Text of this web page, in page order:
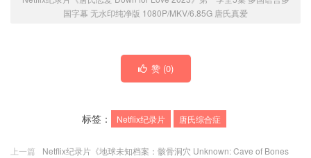
国字幕 无水印纯净版 1080P/MKV/6.85G 唐氏真爱
赞 (0)
标签： Netflix纪录片 唐氏综合症
上一篇
Netflix纪录片《地球未知档案：骸骨洞穴 Unknown: Cave of Bones